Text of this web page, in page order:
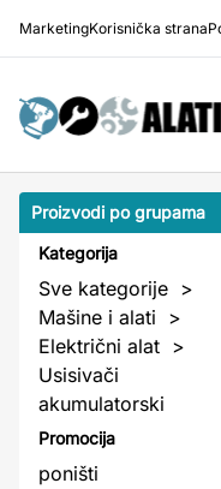
MarketingKorisnička strana
Proizvodi po grupama
Kategorija
Sve kategorije >
Mašine i alati >
Električni alat >
Usisivači
akumulatorski
Promocija
poništi